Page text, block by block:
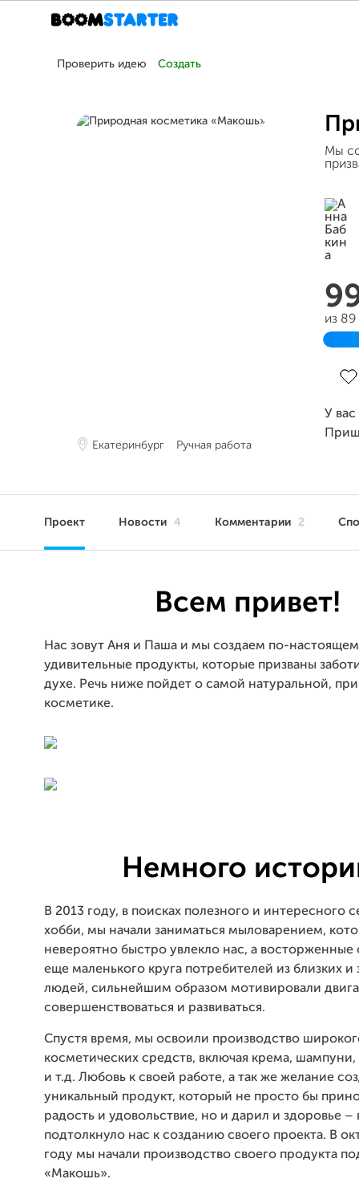
Проверить идею Создать
Екатеринбург Ручная работа
Мы
из
У
Проект Новости 4 Комментарии 2
Всем привет!
Нас зовут Аня и Паша и мы создаем по-
удивительные продукты, которые призваны
духе. Речь ниже пойдет о самой натуральной,
косметике.
Немного
В 2013 году, в поисках полезного и интересного
хобби, мы начали заниматься мыловарением,
невероятно быстро увлекло нас, а восторженные
еще маленького круга потребителей из близких и
людей, сильнейшим образом мотивировали
совершенствоваться и развиваться.
Спустя время, мы освоили производство
косметических средств, включая крема,
и т.д. Любовь к своей работе, а так же желание
уникальный продукт, который не просто бы
радость и удовольствие, но и дарил и здоровье –
подтолкнуло нас к созданию своего проекта. В
году мы начали производство своего продукта
«Макошь».